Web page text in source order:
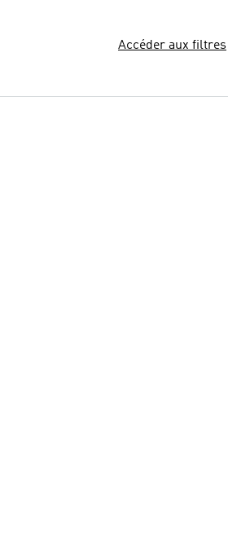
Accéder aux filtres